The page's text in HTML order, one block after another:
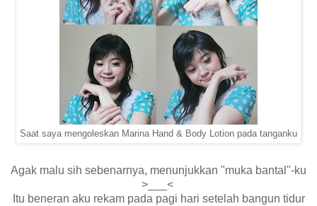
Saat saya mengoleskan Marina Hand & Body Lotion pada tanganku
Agak malu sih sebenarnya, menunjukkan "muka bantal"-ku
>___<
Itu beneran aku rekam pada pagi hari setelah bangun tidur